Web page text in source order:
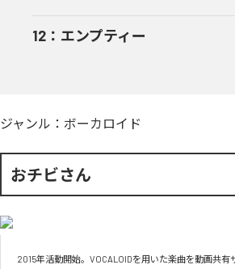
12 ： エンプティー
ジャンル： ボーカロイド
おチビさん
2015年活動開始。VOCALOIDを用いた楽曲を動画共有